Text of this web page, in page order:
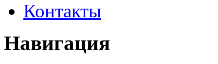
Контакты
Навигация